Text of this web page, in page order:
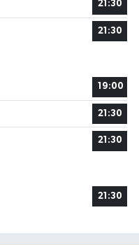
21:30
21:30
19:00
21:30
21:30
21:30